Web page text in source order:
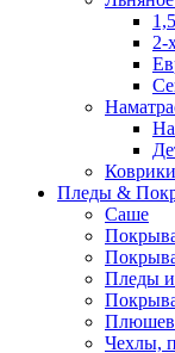
2-
Пледы &
Саше
Пледы и
Чехлы,